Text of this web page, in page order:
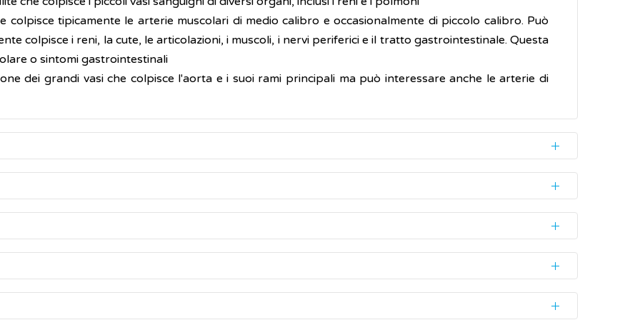
colpisce tipicamente le arterie muscolari di medio calibro e occasionalmente di piccolo calibro. Può
colpisce i reni, la cute, le articolazioni, i muscoli, i nervi periferici e il tratto gastrointestinale. Questa
o sintomi gastrointestinali
dei grandi vasi che colpisce l'aorta e i suoi rami principali ma può interessare anche le arterie di
seconda del tipo di vasculite, della sua gravità e degli organi coinvolti. In alcuni casi i sintomi si
altri la comparsa è molto rapida, e avviene nell'arco di giorni o settimane.
di vasculite includono:
compresa. Alcuni tipi di vasculite sono legati a cause genetiche mentre altri si verificano
immunitario) danneggia per errore i vasi sanguigni, nel caso dimalattie autoimmuni.
del sistema immunitario includono:
il medico visita il paziente, si informa sullo stato di salute della persona nel tempo (anamnesi) e
tipo e dalla gravità dell’infiammazione e includono: